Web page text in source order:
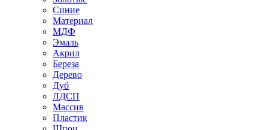
Синие
Материал
МДФ
Эмаль
Акрил
Береза
Дерево
Дуб
ЛДСП
Массив
Пластик